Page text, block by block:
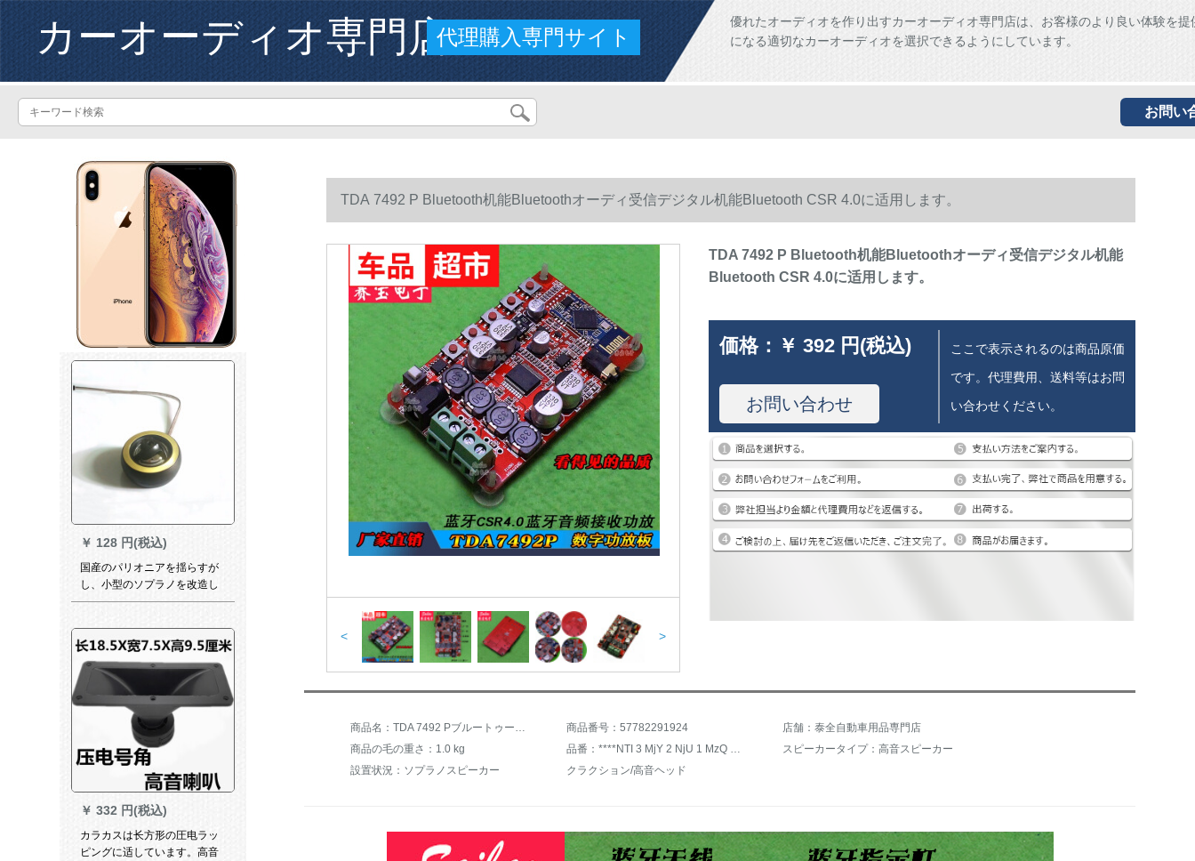
カーオーディオ専門店代理購入専門サイト
優れたオーディオを作り出すカーオーディオ専門店は、お客様のより良い体験を提
になる適切なカーオーディオを選択できるようにしています。
お問い
￥ 128 円(税込)
国産のパリオニアを揺らすが
し、小型のソプラノを改造し
て、高音の頭を持つ。
￥ 332 円(税込)
カラカスは长方形の圧电ラッ
ピングに适しています。高音
TDA 7492 P Bluetooth机能Bluetoothオーディ受信デジタル机能Bluetooth CSR 4.0に适用します。
< >
TDA 7492 P Bluetooth机能Bluetoothオーディ受信デジタル机能
Bluetooth CSR 4.0に适用します。
価格： ￥ 392 円(税込)
お問い合わせ
ここで表示されるのは商品原価
です。代理費用、送料等はお問
い合わせください。
商品名：TDA 7492 Pブルートゥース機能付きBluetoothオーディオ受信デジタル機能Bluetooth CSR 4.0セットに適用されます。 商品番号：57782291924
店舗：泰全自動車用品専門店
商品の毛の重さ：1.0 kg
品番：****NTI 3 MjY 2 NjU 1 MzQ 2*。
スピーカータイプ：高音スピーカー
設置状況：ソプラノスピーカー
クラクション/高音ヘッド